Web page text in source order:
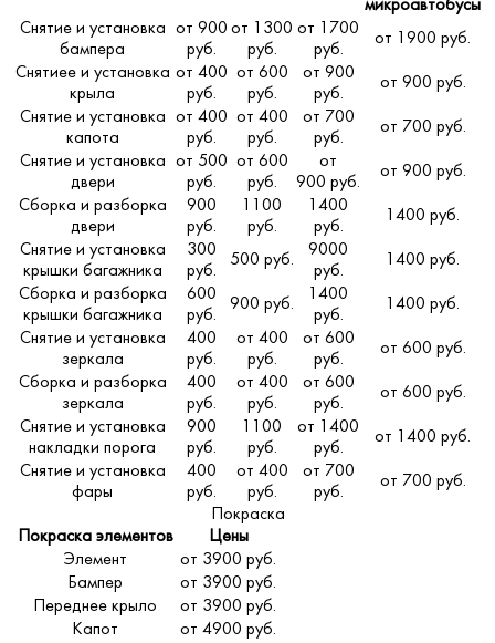
микроавтобусы
Снятие и установка
бампера
от 900
руб.
от 1300
руб.
от 1700
руб.
от 1900 руб.
Снятиее и установка
крыла
от 400
руб.
от 600
руб.
от 900
руб.
от 900 руб.
Снятие и установка
капота
от 400
руб.
от 400
руб.
от 700
руб.
от 700 руб.
Снятие и установка
двери
от 500
руб.
от 600
руб.
от
900 руб.
от 900 руб.
Сборка и разборка
двери
900
руб.
1100
руб.
1400
руб.
1400 руб.
Снятие и установка
крышки багажника
300
руб.
500 руб.
9000
руб.
1400 руб.
Сборка и разборка
крышки багажника
600
руб.
900 руб.
1400
руб.
1400 руб.
Снятие и установка
зеркала
400
руб.
от 400
руб.
от 600
руб.
от 600 руб.
Сборка и разборка
зеркала
400
руб.
от 400
руб.
от 600
руб.
от 600 руб.
Снятие и установка
накладки порога
900
руб.
1100
руб.
от 1400
руб.
от 1400 руб.
Снятие и установка
фары
400
руб.
от 400
руб.
от 700
руб.
от 700 руб.
Покраска
Покраска элементов
Цены
Элемент
от 3900 руб.
Бампер
от 3900 руб.
Переднее крыло
от 3900 руб.
Капот
от 4900 руб.